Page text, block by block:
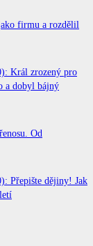
firmu a rozdělil
Král zrozený pro
a dobyl bájný
Od
Přepište dějiny! Jak